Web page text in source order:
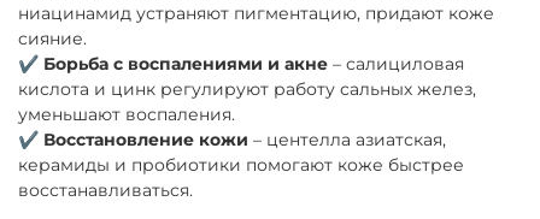
ниацинамид устраняют пигментацию, придают коже
сияние.
✔️ Борьба с воспалениями и акне – салициловая
кислота и цинк регулируют работу сальных желез,
уменьшают воспаления.
✔️ Восстановление кожи – центелла азиатская,
керамиды и пробиотики помогают коже быстрее
восстанавливаться.